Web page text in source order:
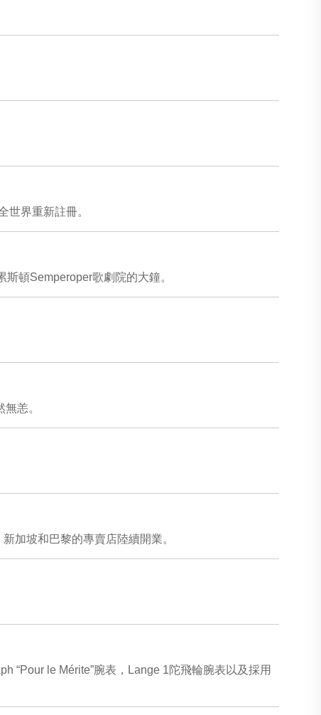
世界重新註冊。
頓Semperoper歌劇院的大鐘。
恙。
加坡和巴黎的專賣店陸續開業。
“Pour le Mérite”腕表，Lange 1陀飛輪腕表以及採用